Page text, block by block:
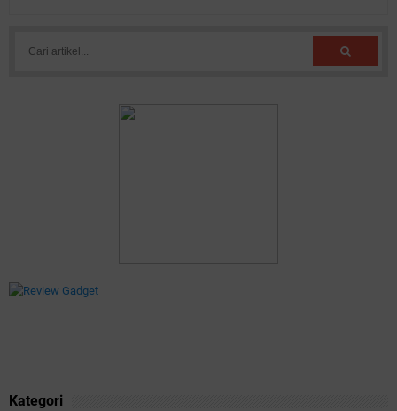
Kategori